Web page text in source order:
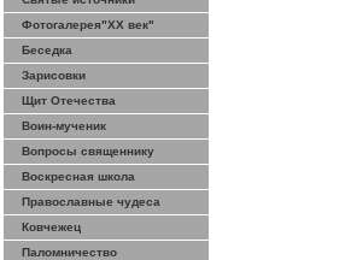
Фотогалерея"ХХ век"
Беседка
Зарисовки
Щит Отечества
Воин-мученик
Вопросы священнику
Воскресная школа
Православные чудеса
Ковчежец
Паломничество